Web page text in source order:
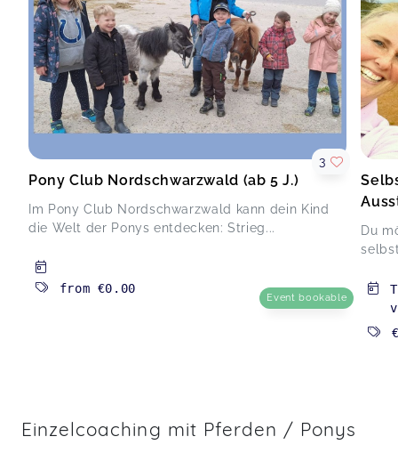
Pony Club Nordschwarzwald (ab 5 J.)
Im Pony Club Nordschwarzwald kann dein Kind
die Welt der Ponys entdecken: Strieg...
3
from €0.00
Event bookable
Du
Einzelcoaching mit Pferden / Ponys